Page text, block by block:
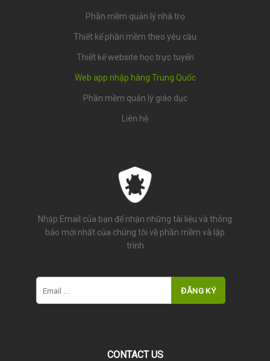
Phần mềm quản lý nhà trọ
Thiết kế phần mềm theo yêu cầu
Thiết kế website học trực tuyến
Web app nhập hàng Trung Quốc
Phần mềm quản lý giáo dục
Liên hệ
Nhập Email của bạn để nhận những tài liệu và thông
báo mới nhất của chúng tôi về phần mềm và lập
trình
CONTACT US